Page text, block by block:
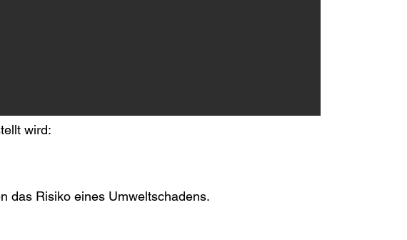
wird:
das Risiko eines Umweltschadens.